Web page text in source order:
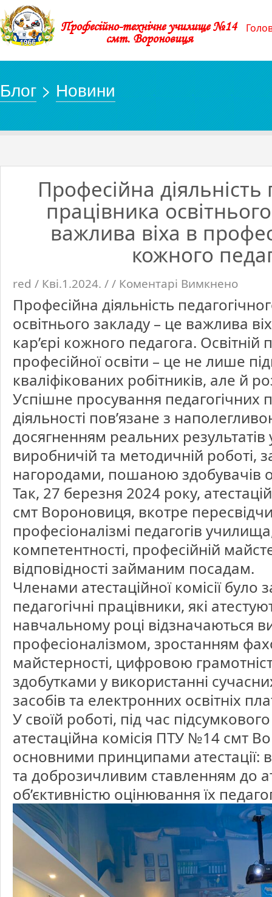
Професійно-технічне училище №14
смт. Вороновиця
Блог>Новини
Професійна діяльність
працівника
важлива віха в
кожного
red / Кві.1.2024. / / Коментарі Вимкнено
закладу
–
важлива
віха
кар’єрі
кожного
педагога.
Професійна діяльність
освітнього закладу – це важлива
кар’єрі кожного педагога. Освітній
професійної освіти – це не лише
кваліфікованих робітників, але й
Успішне просування педагогічних
діяльності пов’язане з
досягненням реальних результатів
виробничій та методичній роботі,
нагородами, пошаною здобувачів
Так, 27 березня 2024 року,
смт Вороновиця, вкотре
професіоналізмі педагогів
компетентності, професійній
відповідності займаним посадам.
Членами атестаційної комісії було
педагогічні працівники, які
навчальному році відзначаються
професіоналізмом, зростанням
майстерності, цифровою
здобутками у використанні
засобів та електронних освітніх
У своїй роботі, під час
атестаційна комісія ПТУ №14 смт
основними принципами атестації:
та доброзичливим ставленням до
об’єктивністю оцінювання їх